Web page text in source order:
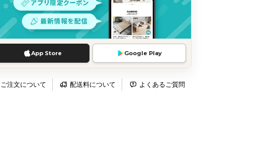
App Store Google Play
ご注文について 配送料について よくあるご質問